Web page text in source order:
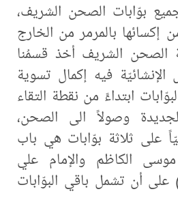
بوّابات الصحن الشريف،
إكسائها بالمرمر من الخارج
الشريف أخذ قسمُنا
الإنشائيّة فيه إكمال تسوية
ابتداءً من نقطة التقاء
وصولاً الى الصحن،
على ثلاثة بوّابات هي باب
موسى الكاظم والإمام علي
على أن تشمل باقي البوّابات